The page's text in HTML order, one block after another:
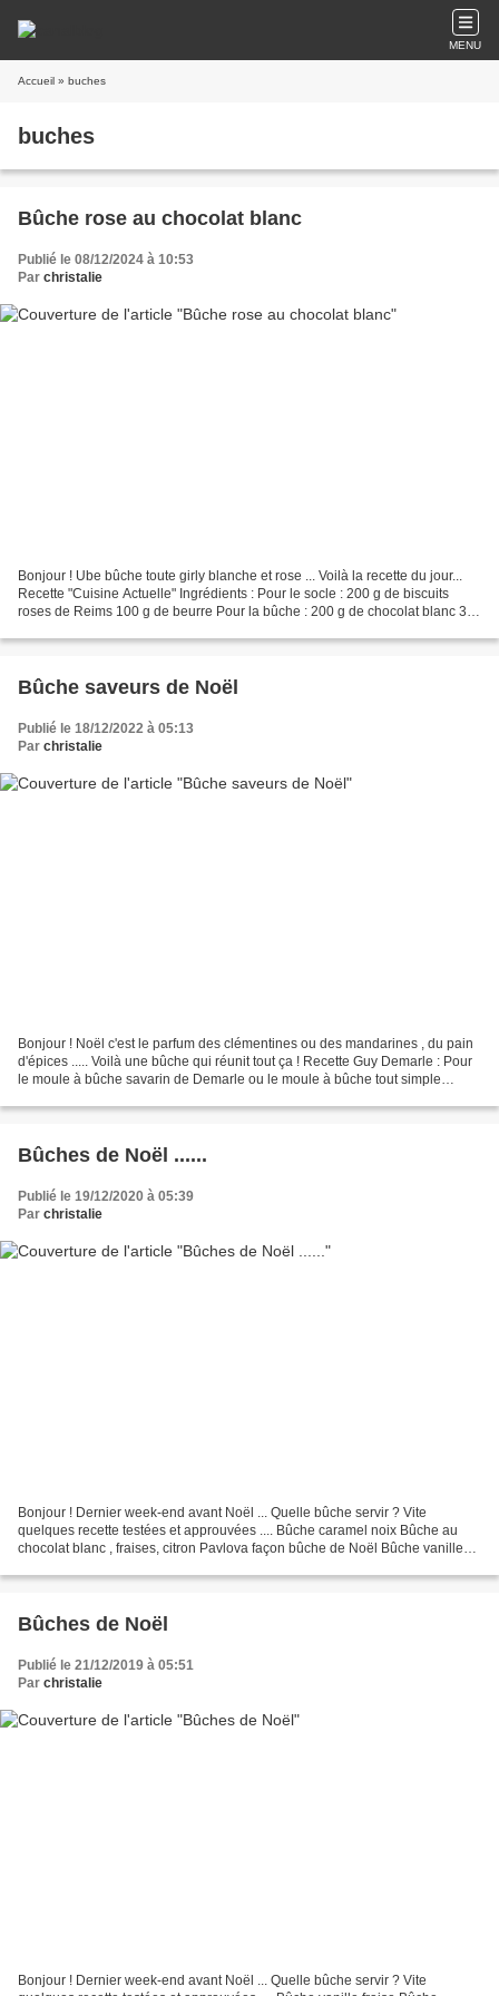
MENU
Accueil » buches
buches
Bûche rose au chocolat blanc
Publié le 08/12/2024 à 10:53
Par christalie
Bonjour ! Ube bûche toute girly blanche et rose ... Voilà la recette du jour...
Recette "Cuisine Actuelle" Ingrédients : Pour le socle : 200 g de biscuits
roses de Reims 100 g de beurre Pour la bûche : 200 g de chocolat blanc 3
Bûche saveurs de Noël
Publié le 18/12/2022 à 05:13
Par christalie
Bonjour ! Noël c'est le parfum des clémentines ou des mandarines , du pain
d'épices ..... Voilà une bûche qui réunit tout ça ! Recette Guy Demarle : Pour
le moule à bûche savarin de Demarle ou le moule à bûche tout simple
Bûches de Noël ......
Publié le 19/12/2020 à 05:39
Par christalie
Bonjour ! Dernier week-end avant Noël ... Quelle bûche servir ? Vite
quelques recette testées et approuvées .... Bûche caramel noix Bûche au
chocolat blanc , fraises, citron Pavlova façon bûche de Noël Bûche vanille
Bûches de Noël
Publié le 21/12/2019 à 05:51
Par christalie
Bonjour ! Dernier week-end avant Noël ... Quelle bûche servir ? Vite